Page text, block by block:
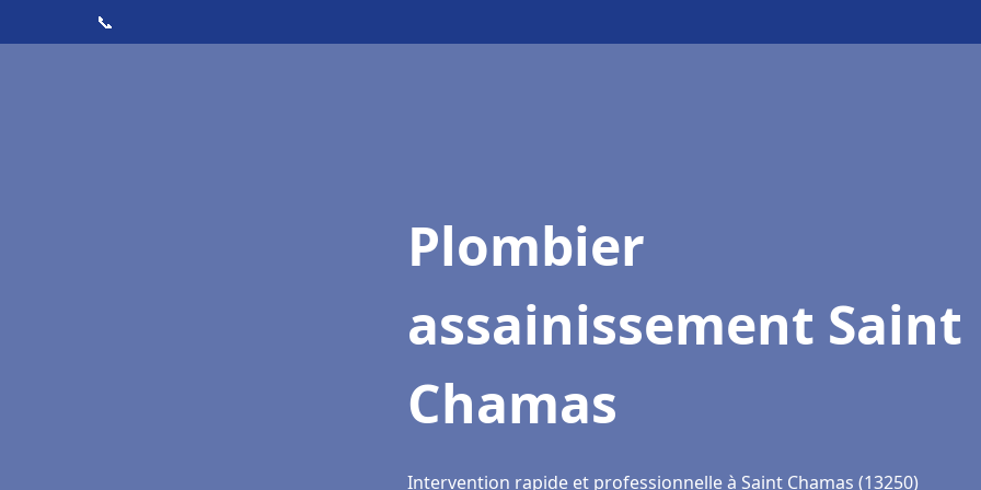
📞
Plombier
assainissement Saint
Chamas
Intervention rapide et professionnelle à Saint Chamas (13250)